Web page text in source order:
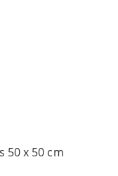
50 x 50 cm